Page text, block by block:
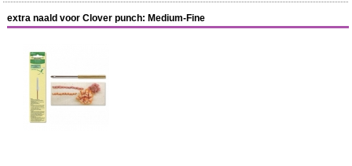
extra naald voor Clover punch: Medium-Fine